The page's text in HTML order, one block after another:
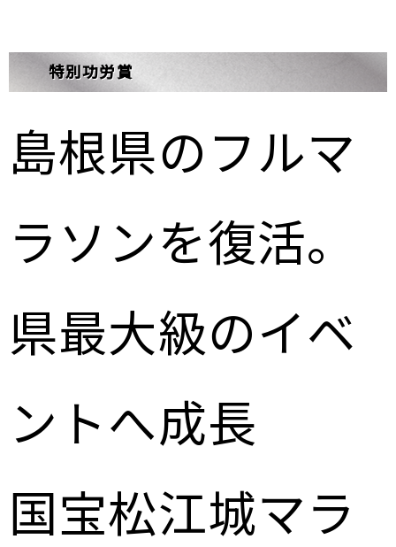
特別功労賞
島根県のフルマ
ラソンを復活。
県最大級のイベ
ントへ成長
国宝松江城マラ